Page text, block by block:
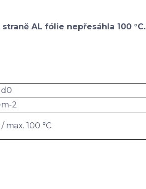
AL fólie nepřesáhla 100 °C.
d0
2
max. 100 °C